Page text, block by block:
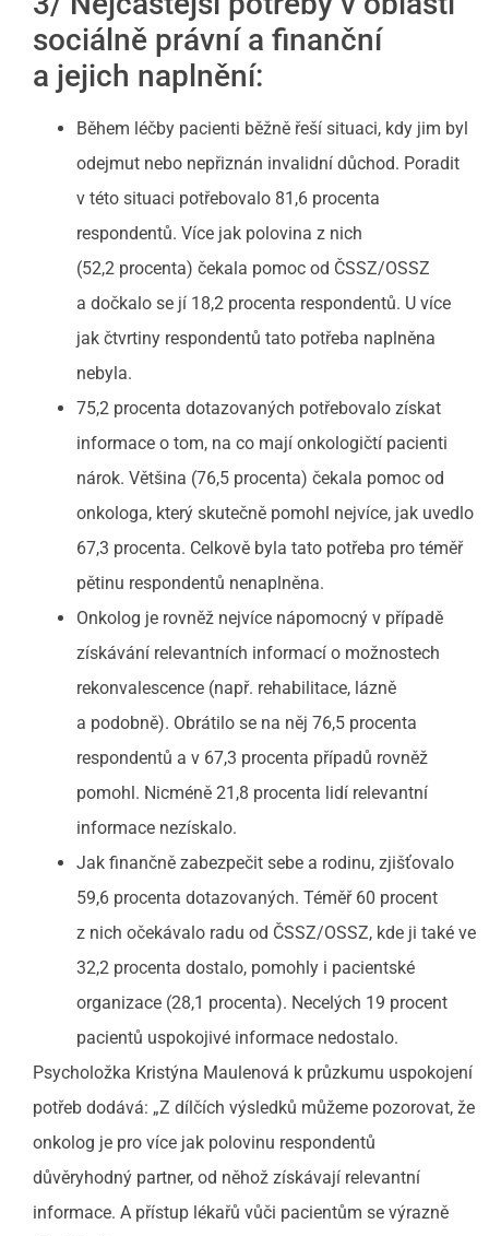
sociálně právní a finanční
a jejich naplnění:
Během léčby pacienti běžně řeší situaci, kdy jim byl
odejmut nebo nepřiznán invalidní důchod. Poradit
v této situaci potřebovalo 81,6 procenta
respondentů. Více jak polovina z nich
(52,2 procenta) čekala pomoc od ČSSZ/OSSZ
a dočkalo se jí 18,2 procenta respondentů. U více
jak čtvrtiny respondentů tato potřeba naplněna
nebyla.
75,2 procenta dotazovaných potřebovalo získat
informace o tom, na co mají onkologičtí pacienti
nárok. Většina (76,5 procenta) čekala pomoc od
onkologa, který skutečně pomohl nejvíce, jak uvedlo
67,3 procenta. Celkově byla tato potřeba pro téměř
pětinu respondentů nenaplněna.
Onkolog je rovněž nejvíce nápomocný v případě
získávání relevantních informací o možnostech
rekonvalescence (např. rehabilitace, lázně
a podobně). Obrátilo se na něj 76,5 procenta
respondentů a v 67,3 procenta případů rovněž
pomohl. Nicméně 21,8 procenta lidí relevantní
informace nezískalo.
Jak finančně zabezpečit sebe a rodinu, zjišťovalo
59,6 procenta dotazovaných. Téměř 60 procent
z nich očekávalo radu od ČSSZ/OSSZ, kde ji také ve
32,2 procenta dostalo, pomohly i pacientské
organizace (28,1 procenta). Necelých 19 procent
pacientů uspokojivé informace nedostalo.
Psycholožka Kristýna Maulenová k průzkumu uspokojení
potřeb dodává: „Z dílčích výsledků můžeme pozorovat, že
onkolog je pro více jak polovinu respondentů
důvěryhodný partner, od něhož získávají relevantní
informace. A přístup lékařů vůči pacientům se výrazně